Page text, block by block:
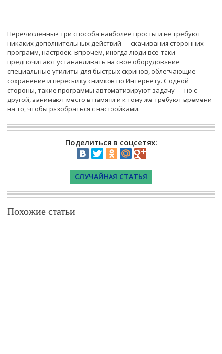
Перечисленные три способа наиболее просты и не требуют
никаких дополнительных действий — скачивания сторонних
программ, настроек. Впрочем, иногда люди все-таки
предпочитают устанавливать на свое оборудование
специальные утилиты для быстрых скринов, облегчающие
сохранение и пересылку снимков по Интернету. С одной
стороны, такие программы автоматизируют задачу — но с
другой, занимают место в памяти и к тому же требуют времени
на то, чтобы разобраться с настройками.
Поделиться в соцсетях:
СЛУЧАЙНАЯ СТАТЬЯ
Похожие статьи